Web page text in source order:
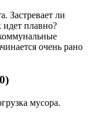
Застревает ли
плавно?
очень рано
мусора.